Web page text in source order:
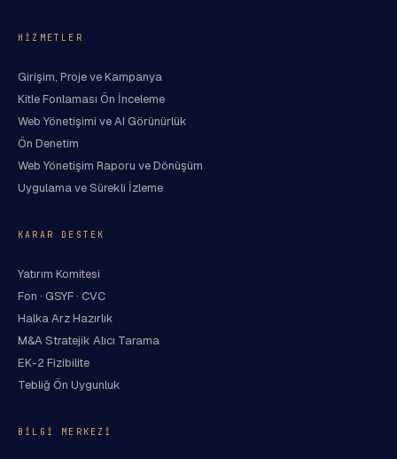
HIZMETLER
Girişim, Proje ve Kampanya
Kitle Fonlaması Ön İnceleme
Web Yönetişimi ve AI Görünürlük
Ön Denetim
Web Yönetişim Raporu ve Dönüşüm
Uygulama ve Sürekli İzleme
KARAR DESTEK
Yatırım Komitesi
Fon · GSYF · CVC
Halka Arz Hazırlık
M&A Stratejik Alıcı Tarama
EK-2 Fizibilite
Tebliğ Ön Uygunluk
BILGI MERKEZI